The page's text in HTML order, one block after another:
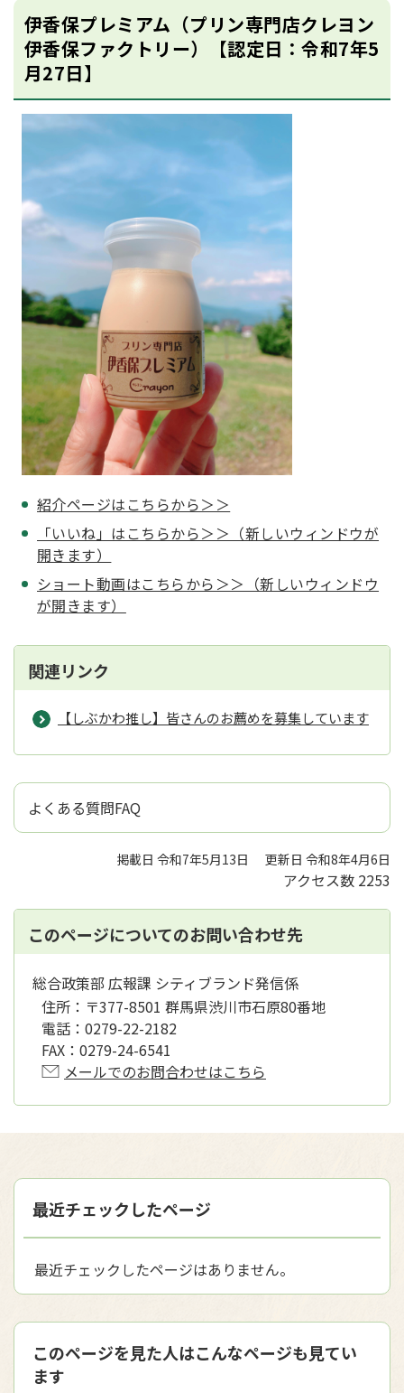
伊香保プレミアム（プリン専門店クレヨン
伊香保ファクトリー）【認定日：令和7年5
月27日】
紹介ページはこちらから＞＞
「いいね」はこちらから＞＞（新しいウィンドウが
開きます）
ショート動画はこちらから＞＞（新しいウィンドウ
が開きます）
関連リンク
【しぶかわ推し】皆さんのお薦めを募集しています
よくある質問FAQ
掲載日 令和7年5月13日 更新日 令和8年4月6日
アクセス数 2253
このページについてのお問い合わせ先
総合政策部 広報課 シティブランド発信係
住所： 〒377-8501 群馬県渋川市石原80番地
電話： 0279-22-2182
FAX： 0279-24-6541
メールでのお問合わせはこちら
最近チェックしたページ
最近チェックしたページはありません。
このページを見た人はこんなページも見てい
ます